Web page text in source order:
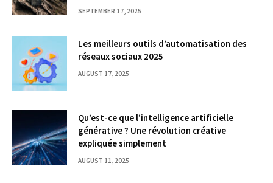
SEPTEMBER 17, 2025
Les meilleurs outils d’automatisation des
réseaux sociaux 2025
AUGUST 17, 2025
Qu’est-ce que l’intelligence artificielle
générative ? Une révolution créative
expliquée simplement
AUGUST 11, 2025